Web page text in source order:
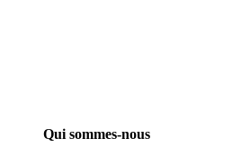
Qui sommes-nous